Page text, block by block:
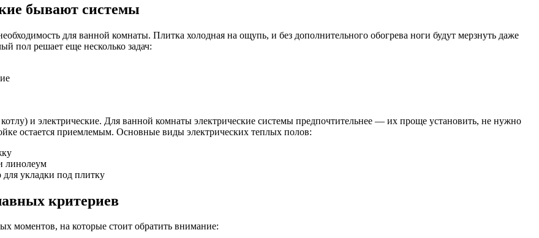
бывают системы
для ванной комнаты. Плитка холодная на ощупь, и без дополнительного обогрева ноги будут мерзнуть даже
пол решает еще несколько задач:
и электрические. Для ванной комнаты электрические системы предпочтительнее — их проще установить, не нужно
остается приемлемым. Основные виды электрических теплых полов:
линолеум
укладки под плитку
критериев
моментов, на которые стоит обратить внимание: